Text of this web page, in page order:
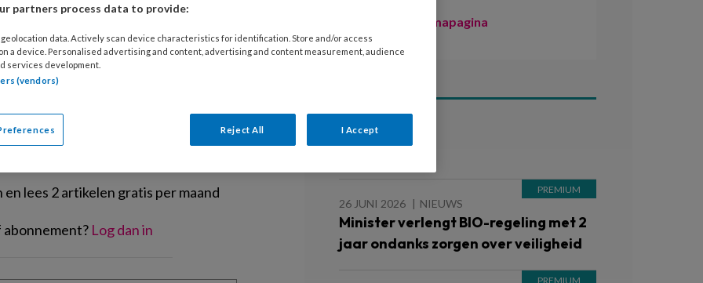
maken.
lezen?
lees 2 artikelen gratis per maand
Log dan in
Naar de themapagina
Lees ook
26 JUNI 2026 NIEUWS
Minister verlengt BIO-regeling met 2
jaar ondanks zorgen over veiligheid
partners process data to provide:
data. Actively scan device characteristics for identification. Store and/or access
a device. Personalised advertising and content, advertising and content measurement, audience
services development.
(vendors)
Reject All I Accept